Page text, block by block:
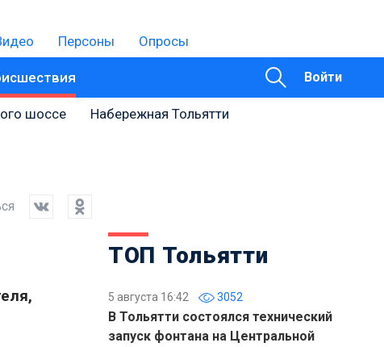
Персоны Опросы
Войти
шоссе
Набережная Тольятти
ТОП Тольятти
5 августа 16:42 3052
В Тольятти состоялся технический
запуск фонтана на Центральной